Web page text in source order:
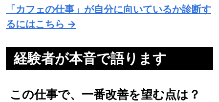
「カフェの仕事」が自分に向いているか診断す
るにはこちら →
経験者が本音で語ります
この仕事で、一番改善を望む点は？